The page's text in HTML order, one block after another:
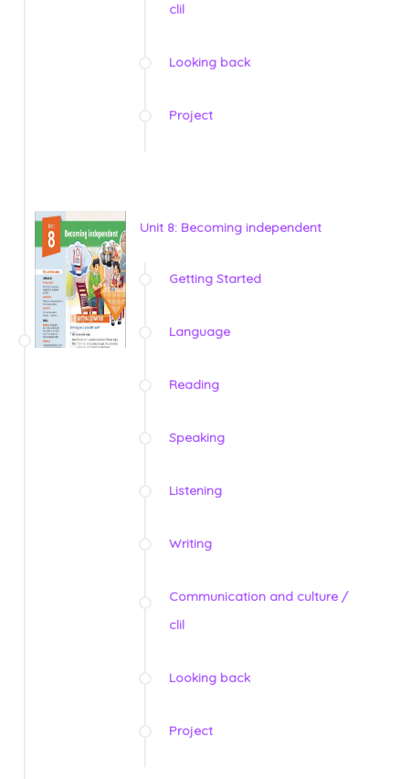
clil
Looking back
Project
Unit 8: Becoming independent
Getting Started
Language
Reading
Speaking
Listening
Writing
Communication and culture /
clil
Looking back
Project